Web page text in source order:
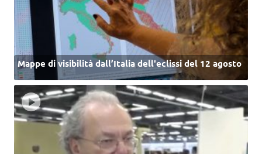
Mappe di visibilità dall’Italia dell'eclissi del 12 agosto